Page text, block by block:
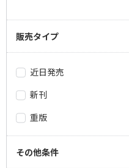
販売タイプ
近日発売
新刊
重版
その他条件